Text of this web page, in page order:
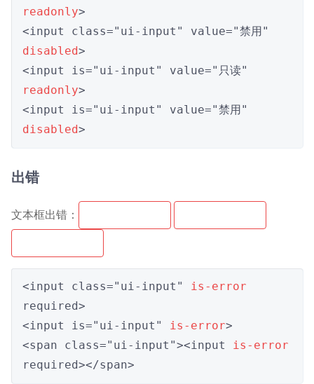
readonly>
disabled>
readonly>
disabled>
出错
文本框出错：
<input class="ui-input" is-error
required>
<input is="ui-input" is-error>
<span class="ui-input"><input is-error
required></span>